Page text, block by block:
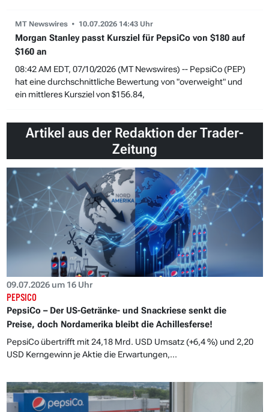
Artikel aus der Redaktion der Trader-
Zeitung
09.07.2026 um 16 Uhr
PEPSICO
PepsiCo – Der US-Getränke- und Snackriese senkt die
Preise, doch Nordamerika bleibt die Achillesferse!
PepsiCo übertrifft mit 24,18 Mrd. USD Umsatz (+6,4 %) und 2,20
USD Kerngewinn je Aktie die Erwartungen,...
MT Newswires 10.07.2026 14:43 Uhr
Morgan Stanley passt Kursziel für PepsiCo von $180 auf
$160 an
08:42 AM EDT, 07/10/2026 (MT Newswires) -- PepsiCo (PEP)
hat eine durchschnittliche Bewertung von "overweight" und
ein mittleres Kursziel von $156.84,